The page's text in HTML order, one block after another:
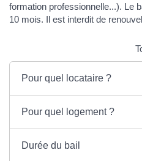
formation professionnelle...). Le
10 mois. Il est interdit de
Pour quel locataire ?
Pour quel logement ?
Durée du bail